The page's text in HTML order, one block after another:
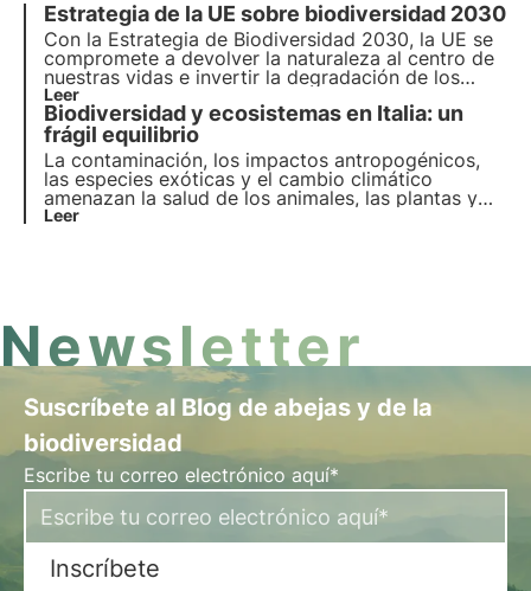
Estrategia de la UE sobre biodiversidad 2030
Con la Estrategia de Biodiversidad 2030, la UE se
compromete adevolver la naturaleza al centro de
nuestras vidas e invertir la degradación de los
ecosistemas.
puede ayudar a regenerar la biodiversidad para el
bienestar de las personas, el clima y el planeta.
Leer
Biodiversidad y ecosistemas en Italia: un
frágil equilibrio
La contaminación, los impactos antropogénicos,
las especies exóticas y el cambio climático
amenazan la salud de los animales, las plantas y
los hábitats en los que viven. El programa de la
Leer
Newsletter
Suscríbete al Blog de abejas y de la
biodiversidad
Escribe tu correo electrónico aquí*
Inscríbete